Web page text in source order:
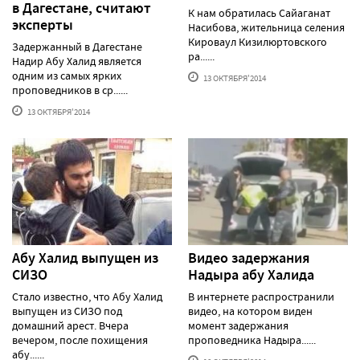
в Дагестане, считают
эксперты
Задержанный в Дагестане
Надир Абу Халид является
одним из самых ярких
проповедников в ср......
13 ОКТЯБРЯ'2014
К нам обратилась Сайаганат
Насибова, жительница селения
Кироваул Кизилюртовского
ра......
13 ОКТЯБРЯ'2014
Абу Халид выпущен из
СИЗО
Стало известно, что Абу Халид
выпущен из СИЗО под
домашний арест. Вчера
вечером, после похищения
абу......
Видео задержания
Надыра абу Халида
В интернете распространили
видео, на котором виден
момент задержания
проповедника Надыра......